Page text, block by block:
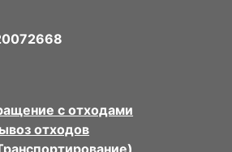
с отходами
отходов